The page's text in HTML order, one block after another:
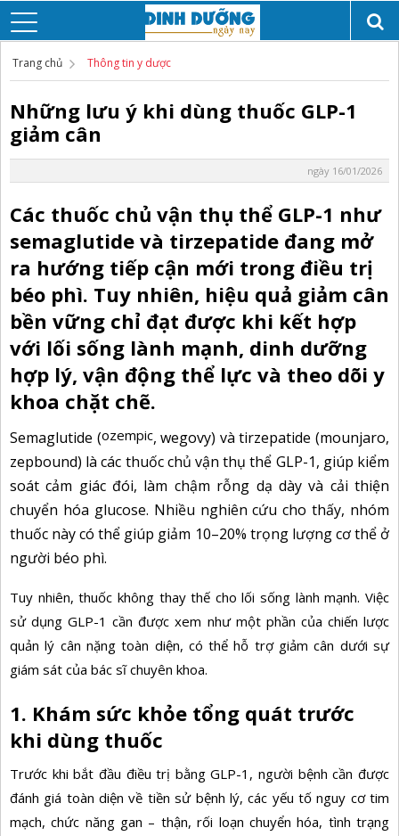
Trang chủ Thông tin y dược
Những lưu ý khi dùng thuốc GLP-1
giảm cân
ngày 16/01/2026
Các thuốc chủ vận thụ thể GLP-1 như
semaglutide và tirzepatide đang mở
ra hướng tiếp cận mới trong điều trị
béo phì. Tuy nhiên, hiệu quả giảm cân
bền vững chỉ đạt được khi kết hợp
với lối sống lành mạnh, dinh dưỡng
hợp lý, vận động thể lực và theo dõi y
khoa chặt chẽ.
Semaglutide (ozempic, wegovy) và tirzepatide (mounjaro,
zepbound) là các thuốc chủ vận thụ thể GLP-1, giúp kiểm
soát cảm giác đói, làm chậm rỗng dạ dày và cải thiện
chuyển hóa glucose. Nhiều nghiên cứu cho thấy, nhóm
thuốc này có thể giúp giảm 10–20% trọng lượng cơ thể ở
người béo phì.
Tuy nhiên, thuốc không thay thế cho lối sống lành mạnh. Việc
sử dụng GLP-1 cần được xem như một phần của chiến lược
quản lý cân nặng toàn diện, có thể hỗ trợ giảm cân dưới sự
giám sát của bác sĩ chuyên khoa.
1. Khám sức khỏe tổng quát trước
khi dùng thuốc
Trước khi bắt đầu điều trị bằng GLP-1, người bệnh cần được
đánh giá toàn diện về tiền sử bệnh lý, các yếu tố nguy cơ tim
mạch, chức năng gan – thận, rối loạn chuyển hóa, tình trạng